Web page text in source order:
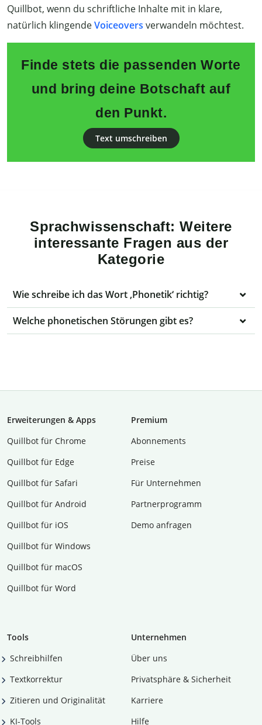
Quillbot, wenn du schriftliche Inhalte mit in klare,
natürlich klingendeVoiceovers verwandeln möchtest.
Finde stets die passenden Worte
und bring deine Botschaft auf
den Punkt.
Text umschreiben
Sprachwissenschaft: Weitere
interessante Fragen aus der
Kategorie
Wie schreibe ich das Wort ‚Phonetik‘ richtig?
Welche phonetischen Störungen gibt es?
Erweiterungen & Apps
Quillbot für Chrome
Quillbot für Edge
Quillbot für Safari
Quillbot für Android
Quillbot für iOS
Quillbot für Windows
Quillbot für macOS
Quillbot für Word
Premium
Abon­ne­ments
Preise
Für Unternehmen
Partnerprogramm
Demo anfragen
Tools
Schreibhilfen
Textkorrektur
Zitieren und Originalität
KI-Tools
Unternehmen
Über uns
Privatsphäre & Sicherheit
Karriere
Hilfe